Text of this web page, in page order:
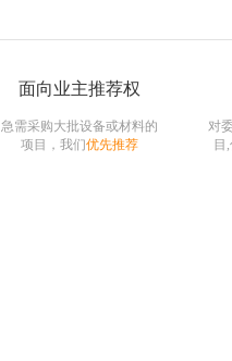
面向业主推荐权
急需采购大批设备或材料的
项目，我们优先推荐
对
目